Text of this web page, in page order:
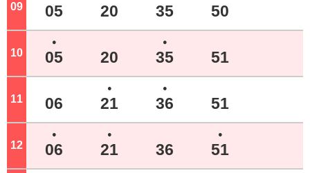
09 05 20 35 50
10
●
05 20
●
35 51
11 06
●
21
●
36 51
12
●
06
●
21 36
●
51